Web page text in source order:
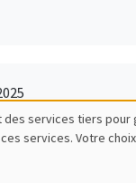
Bois
services tiers
services. Votre